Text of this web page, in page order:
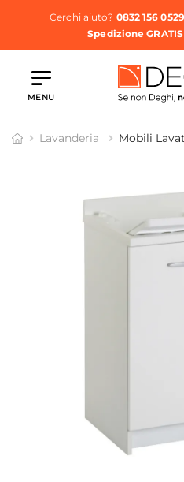
Cerchi aiuto? 0832 156 0529
Spedizione GRATIS
MENU
Lavanderia Mobili